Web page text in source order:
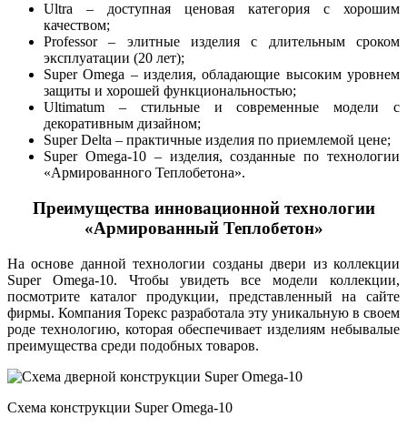
Ultra – доступная ценовая категория с хорошим
качеством;
Professor – элитные изделия с длительным сроком
эксплуатации (20 лет);
Super Omega – изделия, обладающие высоким уровнем
защиты и хорошей функциональностью;
Ultimatum – стильные и современные модели с
декоративным дизайном;
Super Delta – практичные изделия по приемлемой цене;
Super Omega-10 – изделия, созданные по технологии
«Армированного Теплобетона».
Преимущества инновационной технологии
«Армированный Теплобетон»
На основе данной технологии созданы двери из коллекции
Super Omega-10. Чтобы увидеть все модели коллекции,
посмотрите каталог продукции, представленный на сайте
фирмы. Компания Торекс разработала эту уникальную в своем
роде технологию, которая обеспечивает изделиям небывалые
преимущества среди подобных товаров.
Схема конструкции Super Omega-10